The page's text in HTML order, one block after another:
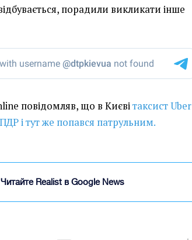
порадили викликати інше
повідомляв, що в Києвітаксист Uber
і тут же попався патрульним.
Читайте Realist в Google News